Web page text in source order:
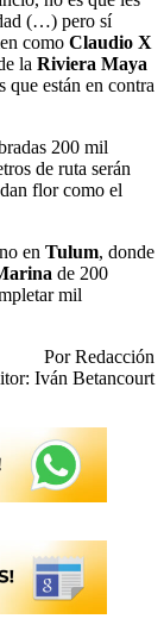
(…) pero sí
como Claudio X
la Riviera Maya
que están en contra
200 mil
de ruta serán
flor como el
en Tulum, donde
de 200
mil
Por Redacción
Iván Betancourt